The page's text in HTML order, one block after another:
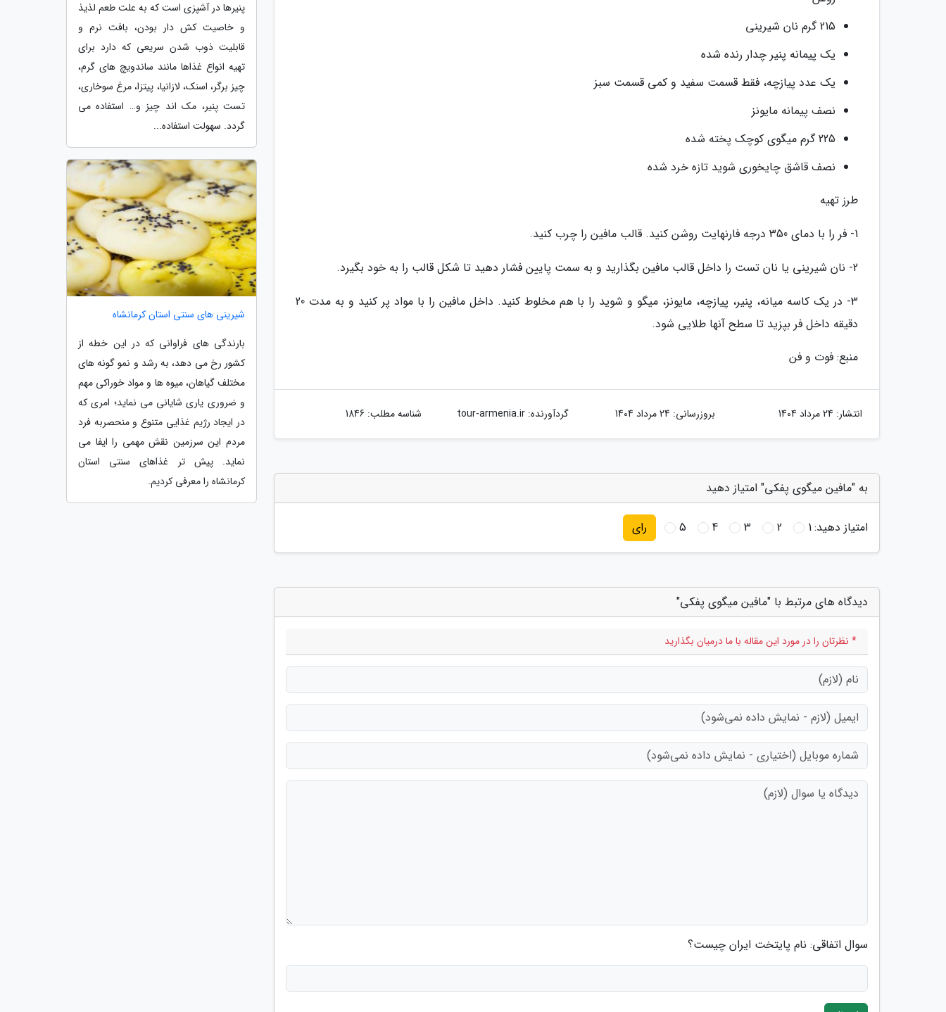
215 گرم نان شیرینی
یک پیمانه پنیر چدار رنده شده
یک عدد پیازچه، فقط قسمت سفید و کمی قسمت سبز
نصف پیمانه مایونز
225 گرم میگوی کوچک پخته شده
نصف قاشق چایخوری شوید تازه خرد شده
طرز تهیه
1- فر را با دمای 350 درجه فارنهایت روشن کنید. قالب مافین را چرب کنید.
2- نان شیرینی یا نان تست را داخل قالب مافین بگذارید و به سمت پایین فشار دهید تا شکل قالب را به خود بگیرد.
3- در یک کاسه میانه، پنیر، پیازچه، مایونز، میگو و شوید را با هم مخلوط کنید. داخل مافین را با مواد پر کنید و به مدت 20
دقیقه داخل فر بپزید تا سطح آنها طلایی شود.
منبع: فوت و فن
انتشار: 24 مرداد 1404 بروزرسانی: 24 مرداد 1404 گردآورنده:tour-armenia.ir شناسه مطلب: 1846
به "مافین میگوی پفکی" امتیاز دهید
امتیاز دهید:1
2
3
4
5 رای
دیدگاه های مرتبط با "مافین میگوی پفکی"
* نظرتان را در مورد این مقاله با ما درمیان بگذارید
سوال اتفاقی: نام پایتخت ایران چیست؟
پنیرها در آشپزی است که به علت طعم لذیذ
و خاصیت کش دار بودن، بافت نرم و
قابلیت ذوب شدن سریعی که دارد برای
تهیه انواع غذاها مانند ساندویچ های گرم،
چیز برگر، اسنک، لازانیا، پیتزا، مرغ سوخاری،
تست پنیر، مک اند چیز و… استفاده می
گردد. سهولت استفاده...
شیرینی های سنتی استان کرمانشاه
بارندگی های فراوانی که در این خطه از
کشور رخ می دهد، به رشد و نمو گونه های
مختلف گیاهان، میوه ها و مواد خوراکی مهم
و ضروری یاری شایانی می نماید؛ امری که
در ایجاد رژیم غذایی متنوع و منحصربه فرد
مردم این سرزمین نقش مهمی را ایفا می
نماید. پیش تر غذاهای سنتی استان
کرمانشاه را معرفی کردیم.